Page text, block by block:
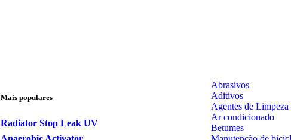
Mais populares
Radiator Stop Leak UV
Abrasivos
Aditivos
Agentes de Limpeza
Ar condicionado
Betumes